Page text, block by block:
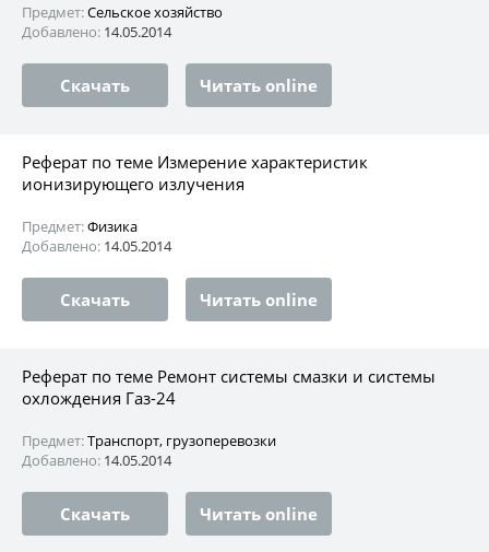
Предмет:Сельское хозяйство
Добавлено: 14.05.2014
Скачать Читать online
Реферат по теме Измерение характеристик
ионизирующего излучения
Предмет:Физика
Добавлено: 14.05.2014
Скачать Читать online
Реферат по теме Ремонт системы смазки и системы
охлождения Газ-24
Предмет:Транспорт, грузоперевозки
Добавлено: 14.05.2014
Скачать Читать online